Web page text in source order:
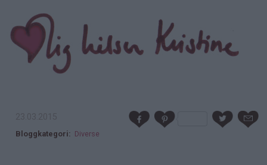
Bloggkategori Diverse